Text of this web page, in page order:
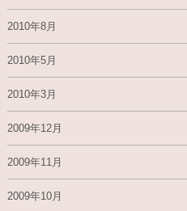
2010年8月
2010年5月
2010年3月
2009年12月
2009年11月
2009年10月